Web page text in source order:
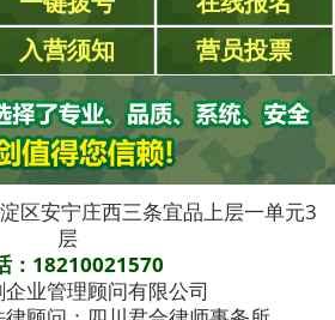
入营须知 营员投票
区安宁庄西三条宜品上层一单元3
层
：18210021570
企业管理顾问有限公司